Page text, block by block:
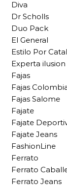
Diva
Dr Scholls
Duo Pack
El General
Estilo Por
Experta ilusion
Fajas
Fajas
Fajas Salome
Fajate
Fajate
Fajate Jeans
FashionLine
Ferrato
Ferrato
Ferrato Jeans